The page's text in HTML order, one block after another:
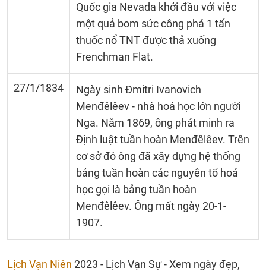
Quốc gia Nevada khởi đầu với việc
một quả bom sức công phá 1 tấn
thuốc nổ TNT được thả xuống
Frenchman Flat.
27/1/1834
Ngày sinh Đmitri Ivanovich
Menđêlêev - nhà hoá học lớn người
Nga. Nǎm 1869, ông phát minh ra
Định luật tuần hoàn Menđêlêev. Trên
cơ sở đó ông đã xây dựng hệ thống
bảng tuần hoàn các nguyên tố hoá
học gọi là bảng tuần hoàn
Menđêlêev. Ông mất ngày 20-1-
1907.
Lịch Vạn Niên 2023 - Lịch Vạn Sự - Xem ngày đẹp,